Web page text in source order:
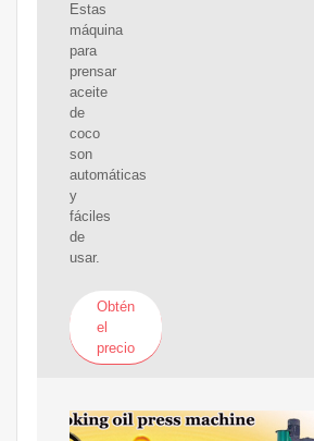
Estas
máquina
para
prensar
aceite
de
coco
son
automáticas
y
fáciles
de
usar.
Obtén
el
precio